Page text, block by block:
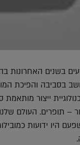
בשנים האחרונות
בסביבה והפיכת
ייצור
– תופרים. העולם
היו ידועות